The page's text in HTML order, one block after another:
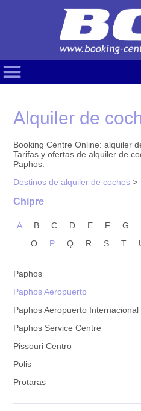
Alquiler de
Booking Centre Online: alquiler
Tarifas y ofertas de alquiler de
Paphos.
Destinos de alquiler de coches >
Chipre
A B C D E F G
O
P Q R S T
Paphos
Paphos Aeropuerto
Paphos Aeropuerto Internacional
Paphos Service Centre
Pissouri Centro
Polis
Protaras